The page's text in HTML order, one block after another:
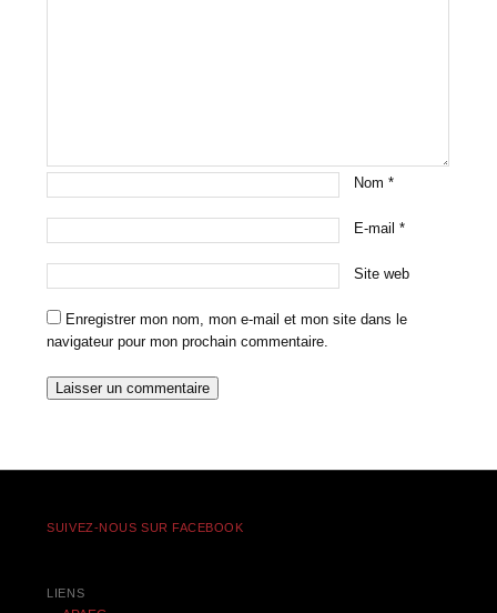
Nom*
E-mail*
Site web
Enregistrer mon nom, mon e-mail et mon site dans le
navigateur pour mon prochain commentaire.
SUIVEZ-NOUS SUR FACEBOOK
LIENS